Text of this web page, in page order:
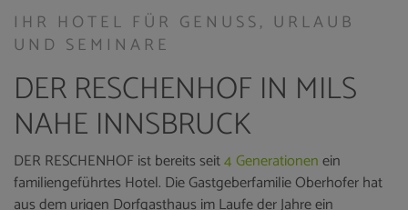
IHR HOTEL FÜR GENUSS, URLAUB
UND SEMINARE
DER RESCHENHOF IN MILS
NAHE INNSBRUCK
DER RESCHENHOF ist bereits seit4 Generationenein
familiengeführtes Hotel. Die Gastgeberfamilie Oberhofer hat
aus dem urigen Dorfgasthaus im Laufe der Jahre ein